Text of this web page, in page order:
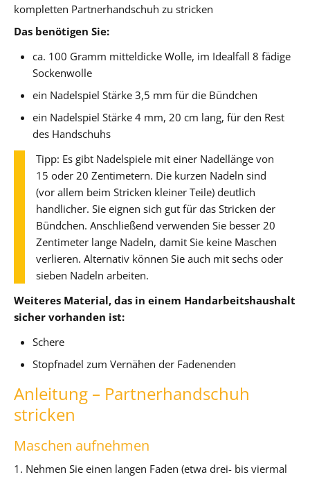
kompletten Partnerhandschuh zu stricken
Das benötigen Sie:
ca. 100 Gramm mitteldicke Wolle, im Idealfall 8 fädige
Sockenwolle
ein Nadelspiel Stärke 3,5 mm für die Bündchen
ein Nadelspiel Stärke 4 mm, 20 cm lang, für den Rest
des Handschuhs
Tipp: Es gibt Nadelspiele mit einer Nadellänge von
15 oder 20 Zentimetern. Die kurzen Nadeln sind
(vor allem beim Stricken kleiner Teile) deutlich
handlicher. Sie eignen sich gut für das Stricken der
Bündchen. Anschließend verwenden Sie besser 20
Zentimeter lange Nadeln, damit Sie keine Maschen
verlieren. Alternativ können Sie auch mit sechs oder
sieben Nadeln arbeiten.
Weiteres Material, das in einem Handarbeitshaushalt
sicher vorhanden ist:
Schere
Stopfnadel zum Vernähen der Fadenenden
Anleitung – Partnerhandschuh
stricken
Maschen aufnehmen
1. Nehmen Sie einen langen Faden (etwa drei- bis viermal